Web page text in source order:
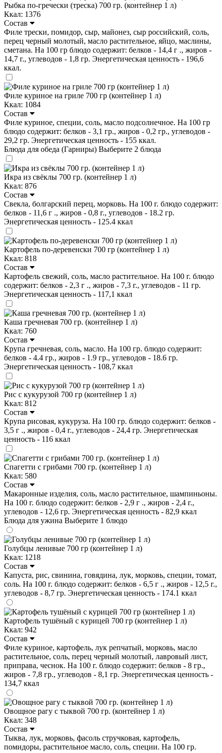
Рыбка по-гречески (треска) 700 гр. (контейнер 1 л)
Ккал: 1376
Состав
Филе трески, помидор, сыр, майонез, сыр российский, соль,
перец черный молотый, масло растительное, яйцо, маслины,
сметана. На 100 гр блюдо содержит: белков - 14,4 г ., жиров -
14,7 г., углеводов - 1,8 гр. Энергетическая ценность - 196,6
ккал.
Филе куриное на гриле 700 гр (контейнер 1 л)
Ккал: 1084
Состав
Филе куриное, специи, соль, масло подсолнечное. На 100 гр
блюдо содержит: белков - 3,1 гр., жиров - 0,2 гр., углеводов -
29,2 гр. Энергетическая ценность - 155 ккал.
Блюда для обеда (Гарниры) Выберите 2 блюда
Икра из свёклы 700 гр. (контейнер 1 л)
Ккал: 876
Состав
Свекла, болгарский перец, морковь. На 100 г. блюдо содержит:
белков - 11,6 г ., жиров - 0,8 г., углеводов - 18.2 гр.
Энергетическая ценность - 125.4 ккал
Картофель по-деревенски 700 гр (контейнер 1 л)
Ккал: 818
Состав
Картофель свежий, соль, масло растительное. На 100 г. блюдо
содержит: белков - 2,3 г ., жиров - 7,3 г., углеводов - 11 гр.
Энергетическая ценность - 117,1 ккал
Каша гречневая 700 гр. (контейнер 1 л)
Ккал: 760
Состав
Крупа гречневая, соль, масло. На 100 гр. блюдо содержит:
белков - 4.4 гр., жиров - 1.9 гр., углеводов - 18.6 гр.
Энергетическая ценность - 108,7 ккал
Рис с кукурузой 700 гр (контейнер 1 л)
Ккал: 812
Состав
Крупа рисовая, кукуруза. На 100 гр. блюдо содержит: белков -
3,5 г ., жиров - 0,4 г., углеводов - 24,4 гр. Энергетическая
ценность - 116 ккал
Спагетти с грибами 700 гр. (контейнер 1 л)
Ккал: 580
Состав
Макаронные изделия, соль, масло растительное, шампиньоны.
На 100 г. блюдо содержит: белков - 2,9 г ., жиров - 2,4 г.,
углеводов - 12,6 гр. Энергетическая ценность - 82,9 ккал
Блюда для ужина Выберите 1 блюдо
Голубцы ленивые 700 гр (контейнер 1 л)
Ккал: 1218
Состав
Капуста, рис, свинина, говядина, лук, морковь, специи, томат,
соль. На 100 г. блюдо содержит: белков - 6,5 г ., жиров - 12,5 г.,
углеводов - 8,7 гр. Энергетическая ценность - 174.1 ккал
Картофель тушёный с курицей 700 гр (контейнер 1 л)
Ккал: 942
Состав
Филе куриное, картофель, лук репчатый, морковь, масло
растительное, соль, перец черный молотый, лавровый лист,
приправа, чеснок. На 100 г. блюдо содержит: белков - 8 гр.,
жиров - 7,8 гр., углеводов - 8,1 гр. Энергетическая ценность -
134,7 ккал
Овощное рагу с тыквой 700 гр. (контейнер 1 л)
Ккал: 348
Состав
Тыква, лук, морковь, фасоль стручковая, картофель,
помидоры, растительное масло, соль, специи. На 100 гр.